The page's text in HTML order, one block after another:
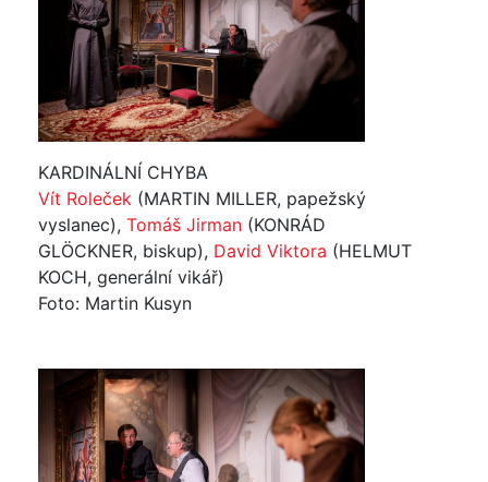
KARDINÁLNÍ CHYBA
Vít Roleček (MARTIN MILLER, papežský
vyslanec), Tomáš Jirman (KONRÁD
GLÖCKNER, biskup), David Viktora (HELMUT
KOCH, generální vikář)
Foto: Martin Kusyn